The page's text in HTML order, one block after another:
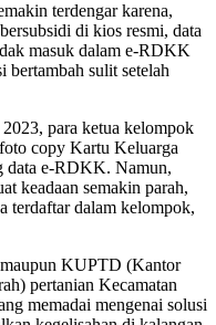
terdengar karena,
di kios resmi, data
masuk dalam e-RDKK
bertambah sulit setelah
para ketua kelompok
copy Kartu Keluarga
data e-RDKK. Namun,
keadaan semakin parah,
terdaftar dalam kelompok,
KUPTD (Kantor
pertanian Kecamatan
memadai mengenai solusi